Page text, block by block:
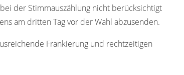
der Stimmauszählung nicht berücksichtigt
am dritten Tag vor der Wahl abzusenden.
Frankierung und rechtzeitigen